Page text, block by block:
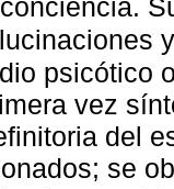
psicótico
vez
del
se